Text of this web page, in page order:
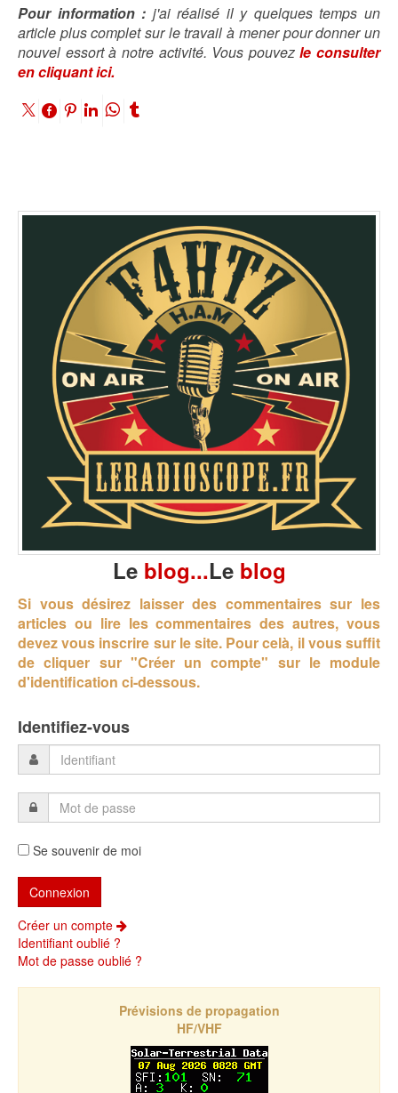
Pour information : j'ai réalisé il y quelques temps un
article plus complet sur le travail à mener pour donner un
nouvel essort à notre activité. Vous pouvezle consulter
en cliquant ici.
Le blog...Le blog
Si vous désirez laisser des commentaires sur les
articles ou lire les commentaires des autres, vous
devez vous inscrire sur le site. Pour celà, il vous suffit
de cliquer sur "Créer un compte" sur le module
d'identification ci-dessous.
Identifiez-vous
Se souvenir de moi
Créer un compte
Identifiant oublié ?
Mot de passe oublié ?
Prévisions de propagation
HF/VHF